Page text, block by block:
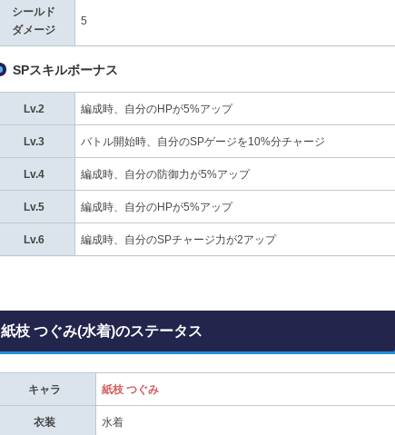
シールド
ダメージ
5
SPスキルボーナス
Lv.2 編成時、自分のHPが5%アップ
Lv.3 バトル開始時、自分のSPゲージを10%分チャージ
Lv.4 編成時、自分の防御力が5%アップ
Lv.5 編成時、自分のHPが5%アップ
Lv.6 編成時、自分のSPチャージ力が2アップ
紙枝 つぐみ(水着)のステータス
キャラ 紙枝 つぐみ
衣装 水着